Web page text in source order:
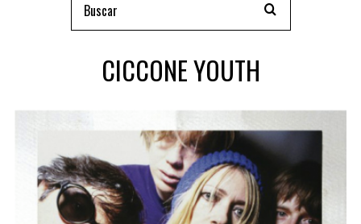
CICCONE YOUTH